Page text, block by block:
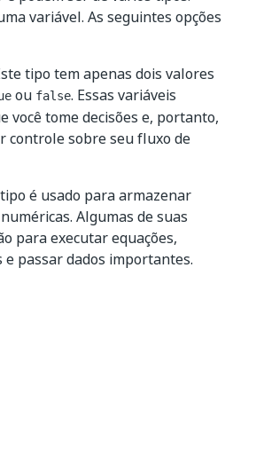
variável. As seguintes opções
tipo tem apenas dois valores
ou false. Essas variáveis
você tome decisões e, portanto,
controle sobre seu fluxo de
é usado para armazenar
Algumas de suas
para executar equações,
e passar dados importantes.